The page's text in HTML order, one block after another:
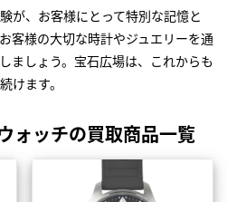
が、お客様にとって特別な記憶と
客様の大切な時計やジュエリーを通
ましょう。宝石広場は、これからも
けます。
ォッチの買取商品一覧